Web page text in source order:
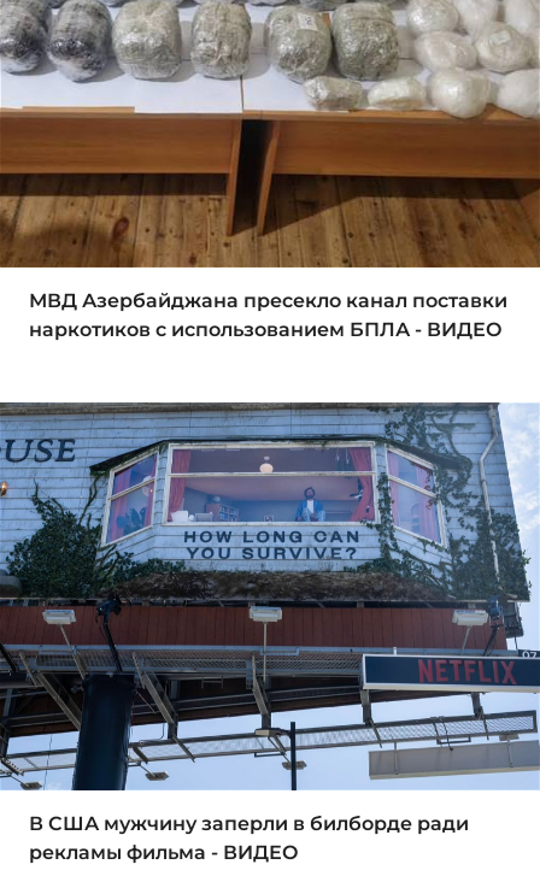
МВД Азербайджана пресекло канал поставки
наркотиков с использованием БПЛА - ВИДЕО
В США мужчину заперли в билборде ради
рекламы фильма - ВИДЕО